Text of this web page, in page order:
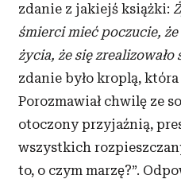
zdanie z jakiejś książki:
śmierci mieć poczucie, że
życia, że się zrealizowało
zdanie było kroplą, która
Porozmawiał chwilę ze
otoczony przyjaźnią,
wszystkich
to, o czym marzę?”.